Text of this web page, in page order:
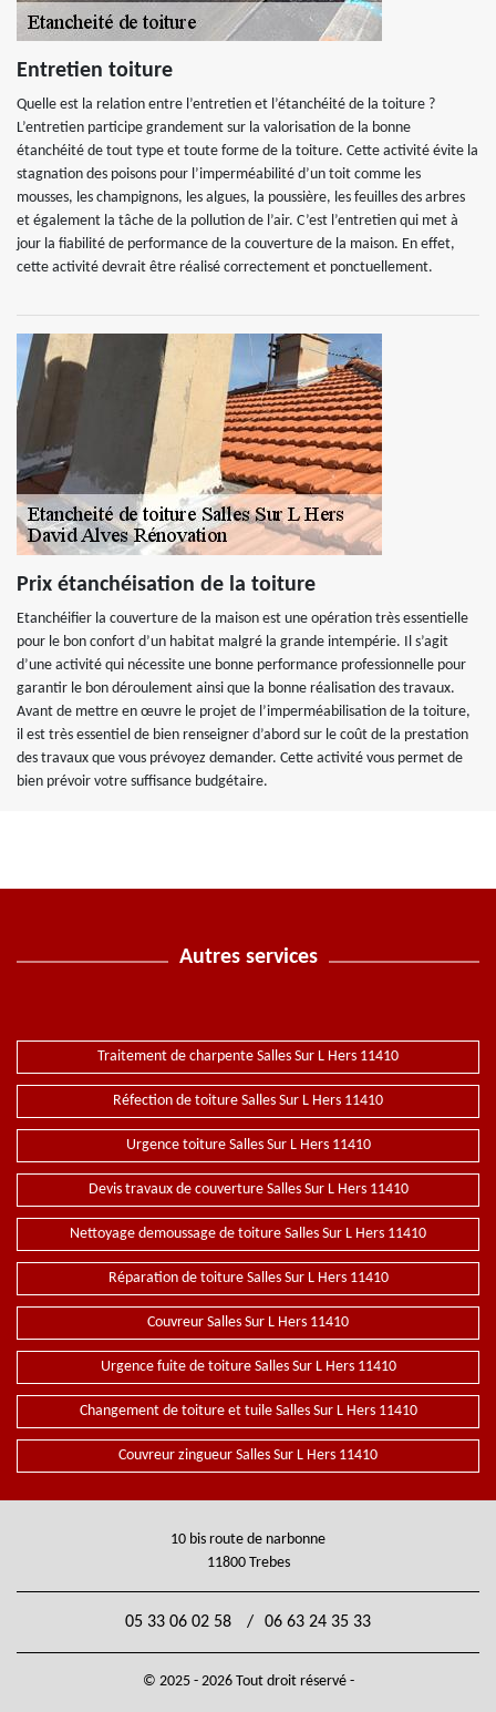
Entretien toiture
Quelle est la relation entre l’entretien et l’étanchéité de la toiture ?
L’entretien participe grandement sur la valorisation de la bonne
étanchéité de tout type et toute forme de la toiture. Cette activité évite la
stagnation des poisons pour l’imperméabilité d’un toit comme les
mousses, les champignons, les algues, la poussière, les feuilles des arbres
et également la tâche de la pollution de l’air. C’est l’entretien qui met à
jour la fiabilité de performance de la couverture de la maison. En effet,
cette activité devrait être réalisé correctement et ponctuellement.
Prix étanchéisation de la toiture
Etanchéifier la couverture de la maison est une opération très essentielle
pour le bon confort d’un habitat malgré la grande intempérie. Il s’agit
d’une activité qui nécessite une bonne performance professionnelle pour
garantir le bon déroulement ainsi que la bonne réalisation des travaux.
Avant de mettre en œuvre le projet de l’imperméabilisation de la toiture,
il est très essentiel de bien renseigner d’abord sur le coût de la prestation
des travaux que vous prévoyez demander. Cette activité vous permet de
bien prévoir votre suffisance budgétaire.
Autres services
Traitement de charpente Salles Sur L Hers 11410
Réfection de toiture Salles Sur L Hers 11410
Urgence toiture Salles Sur L Hers 11410
Devis travaux de couverture Salles Sur L Hers 11410
Nettoyage demoussage de toiture Salles Sur L Hers 11410
Réparation de toiture Salles Sur L Hers 11410
Couvreur Salles Sur L Hers 11410
Urgence fuite de toiture Salles Sur L Hers 11410
Changement de toiture et tuile Salles Sur L Hers 11410
Couvreur zingueur Salles Sur L Hers 11410
10 bis route de narbonne
11800 Trebes
05 33 06 02 58 / 06 63 24 35 33
© 2025 - 2026 Tout droit réservé -